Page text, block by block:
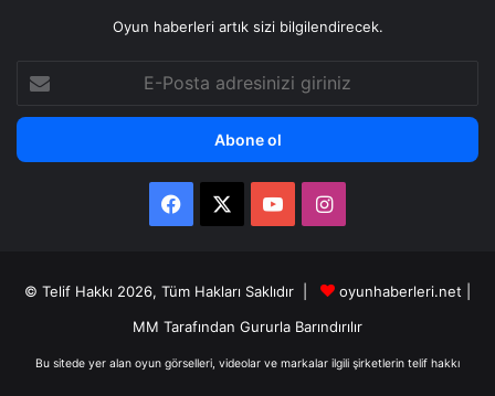
Oyun haberleri artık sizi bilgilendirecek.
Posta
adresinizi
Facebook YouTubeInstagram
© Telif Hakkı 2026, Tüm Hakları Saklıdır | oyunhaberleri.net
MM Tarafından Gururla Barındırılır
Bu sitede yer alan oyun görselleri, videolar ve markalar ilgili şirketlerin telif hakkı